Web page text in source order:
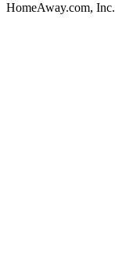
HomeAway.com, Inc.